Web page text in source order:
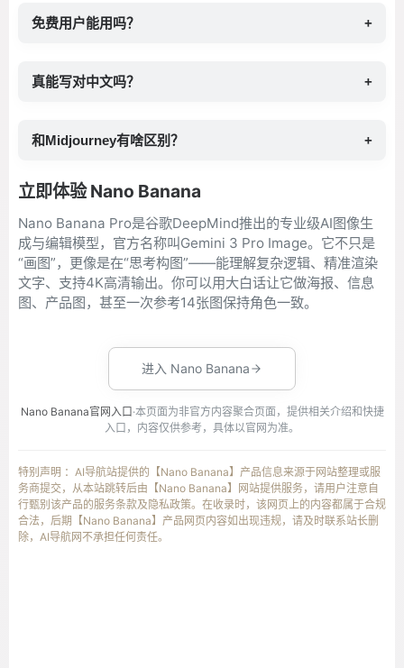
免费用户能用吗？ +
真能写对中文吗？ +
和Midjourney有啥区别？ +
立即体验 Nano Banana
Nano Banana Pro是谷歌DeepMind推出的专业级AI图像生
成与编辑模型，官方名称叫Gemini 3 Pro Image。它不只是
“画图”，更像是在“思考构图”——能理解复杂逻辑、精准渲染
文字、支持4K高清输出。你可以用大白话让它做海报、信息
图、产品图，甚至一次参考14张图保持角色一致。
进入 Nano Banana
Nano Banana官网入口 ·本页面为非官方内容聚合页面，提供相关介绍和快捷
入口，内容仅供参考，具体以官网为准。
特别声明 ：AI导航站提供的【Nano Banana】产品信息来源于网站整理或服
务商提交，从本站跳转后由【Nano Banana】网站提供服务，请用户注意自
行甄别该产品的服务条款及隐私政策。在收录时，该网页上的内容都属于合规
合法，后期【Nano Banana】产品网页内容如出现违规，请及时联系站长删
除，AI导航网不承担任何责任。